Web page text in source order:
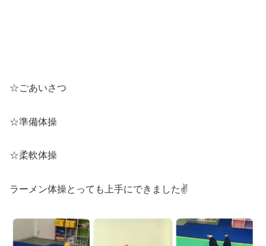
☆ごあいさつ
☆準備体操
☆柔軟体操
ラーメン体操とっても上手にできました✌